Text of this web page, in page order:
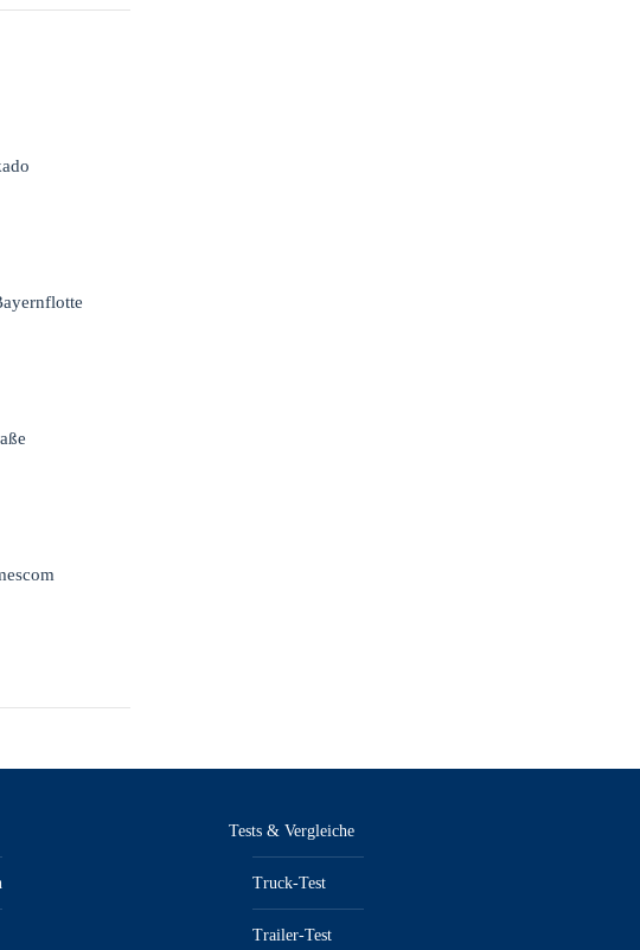
Tests & Vergleiche
Truck-Test
Trailer-Test